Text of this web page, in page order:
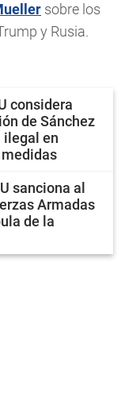
sobre los
y Rusia.
considera
de Sánchez
ilegal en
medidas
sanciona al
Armadas
de la